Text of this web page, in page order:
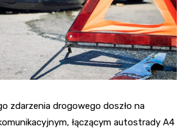
zdarzenia drogowego doszło na
łączącym autostrady A4